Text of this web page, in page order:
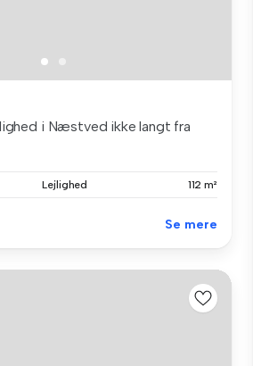
i Næstved ikke langt fra
Lejlighed 112 m²
Se mere